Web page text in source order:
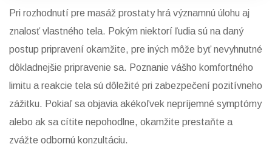
Pri rozhodnutí pre masáž prostaty hrá významnú úlohu aj
znalosť vlastného tela. Pokým niektorí ľudia sú na daný
postup pripravení okamžite, pre iných môže byť nevyhnutné
dôkladnejšie pripravenie sa. Poznanie vášho komfortného
limitu a reakcie tela sú dôležité pri zabezpečení pozitívneho
zážitku. Pokiaľ sa objavia akékoľvek nepríjemné symptómy
alebo ak sa cítite nepohodlne, okamžite prestaňte a
zvážte odbornú konzultáciu.